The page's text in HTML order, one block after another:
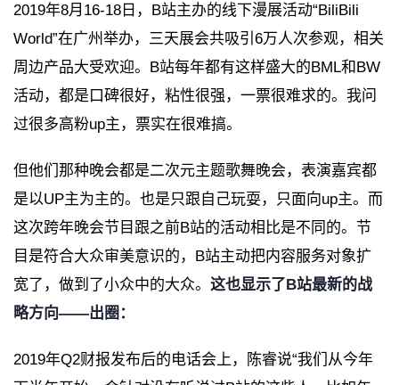
2019年8月16-18日，B站主办的线下漫展活动“BiliBili
World”在广州举办，三天展会共吸引6万人次参观，相关
周边产品大受欢迎。 B站每年都有这样盛大的BML和BW
活动，都是口碑很好，粘性很强，一票很难求的。我问
过很多高粉up主，票实在很难搞。
但他们那种晚会都是二次元主题歌舞晚会，表演嘉宾都
是以UP主为主的。也是只跟自己玩耍，只面向up主。 而
这次跨年晚会节目跟之前B站的活动相比是不同的。节
目是符合大众审美意识的，B站主动把内容服务对象扩
宽了，做到了小众中的大众。 这也显示了B站最新的战
略方向——出圈：
2019年Q2财报发布后的电话会上，陈睿说“我们从今年